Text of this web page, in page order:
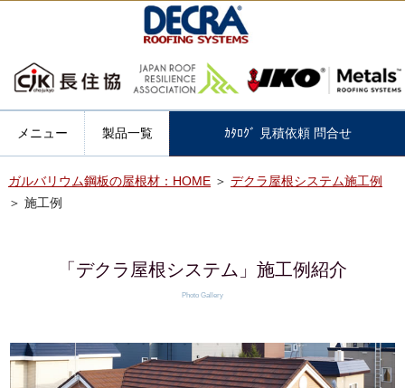
メニュー 製品一覧 ｶﾀﾛｸﾞ 見積依頼 問合せ
ガルバリウム鋼板の屋根材：HOME＞ デクラ屋根システム施工例
＞ 施工例
「デクラ屋根システム」施工例紹介
Photo Gallery